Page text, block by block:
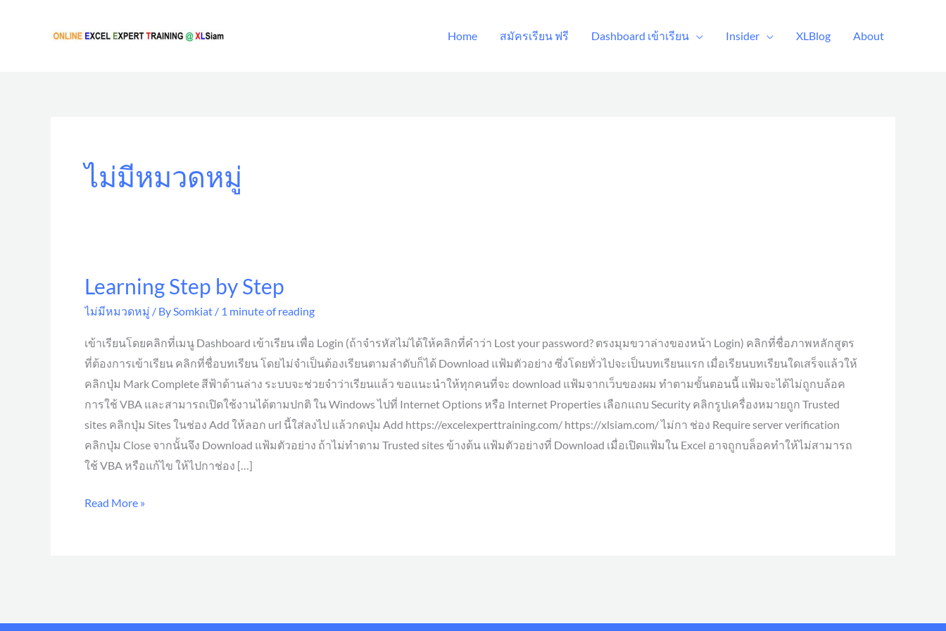
Home สมัครเรียน ฟรี Dashboard เข้าเรียน Insider XLBlog About
ไม่มีหมวดหมู่
Learning Step by Step
ไม่มีหมวดหมู่ / BySomkiat / 1 minute of reading
เข้าเรียนโดยคลิกที่เมนู Dashboard เข้าเรียน เพื่อ Login (ถ้าจำรหัสไม่ได้ให้คลิกที่คำว่า Lost your password? ตรงมุมขวาล่างของหน้า Login) คลิกที่ชื่อภาพหลักสูตร
ที่ต้องการเข้าเรียน คลิกที่ชื่อบทเรียน โดยไม่จำเป็นต้องเรียนตามลำดับก็ได้ Download แฟ้มตัวอย่าง ซึ่งโดยทั่วไปจะเป็นบทเรียนแรก เมื่อเรียนบทเรียนใดเสร็จแล้วให้
คลิกปุ่ม Mark Complete สีฟ้าด้านล่าง ระบบจะช่วยจำว่าเรียนแล้ว ขอแนะนำให้ทุกคนที่จะ download แฟ้มจากเว็บของผม ทำตามขั้นตอนนี้ แฟ้มจะได้ไม่ถูกบล้อค
การใช้ VBA และสามารถเปิดใช้งานได้ตามปกติ ใน Windows ไปที่ Internet Options หรือ Internet Properties เลือกแถบ Security คลิกรูปเครื่องหมายถูก Trusted
sites คลิกปุ่ม Sites ในช่อง Add ให้ลอก url นี้ใส่ลงไป แล้วกดปุ่ม Add https://excelexperttraining.com/ https://xlsiam.com/ ไม่กา ช่อง Require server verification
คลิกปุ่ม Close จากนั้นจึง Download แฟ้มตัวอย่าง ถ้าไม่ทำตาม Trusted sites ข้างต้น แฟ้มตัวอย่างที่ Download เมื่อเปิดแฟ้มใน Excel อาจถูกบล็อคทำให้ไม่สามารถ
ใช้ VBA หรือแก้ไข ให้ไปกาช่อง […]
Learning
Step
Step
Read More »